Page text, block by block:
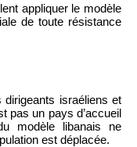
appliquer le modèle
de toute résistance
dirigeants israéliens et
pas un pays d’accueil
modèle libanais ne
est déplacée.